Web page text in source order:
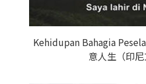
Kehidupan Bahagia
意人生（印尼